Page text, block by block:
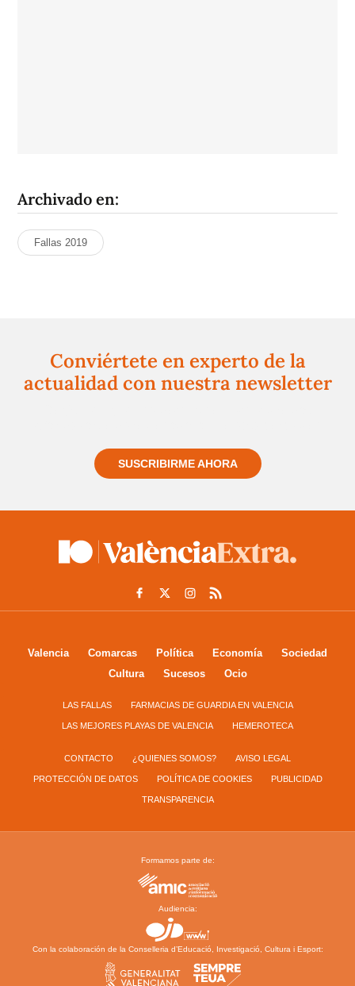
Archivado en:
Fallas 2019
Conviértete en experto de la
actualidad con nuestra newsletter
SUSCRIBIRME AHORA
Valencia Comarcas Política Economía
Sociedad
Cultura
Sucesos Ocio
LAS FALLAS FARMACIAS DE GUARDIA EN VALENCIA
LAS MEJORES PLAYAS DE VALENCIA HEMEROTECA
CONTACTO ¿QUIENES SOMOS? AVISO LEGAL
PROTECCIÓN DE DATOS POLÍTICA DE COOKIES PUBLICIDAD
TRANSPARENCIA
Formamos parte de:
Audiencia:
Con la colaboración de la Conselleria d’Educació, Investigació, Cultura i Esport: